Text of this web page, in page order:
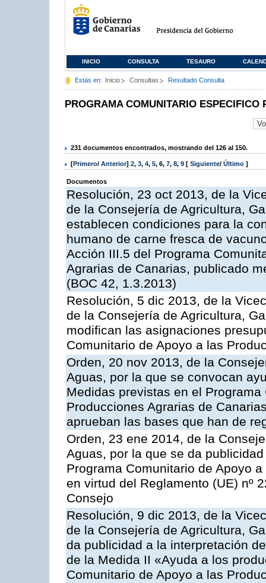
INICIO CONSULTA TESAURO
Estás en: Inicio Consultas Resultado Consulta
PROGRAMA COMUNITARIO ESPECIFICO
231 documentos encontrados, mostrando del 126 al 150.
[Primero/ Anterior] 2, 3, 4, 5, 6, 7, 8, 9 [ Siguiente/ Último ]
Documentos
Resolución, 23 oct 2013, de la
de la Consejería de Agricultura,
establecen condiciones para la
humano de carne fresca de
Acción III.5 del Programa
Agrarias de Canarias, publicado
(BOC 42, 1.3.2013)
Resolución, 5 dic 2013, de la
de la Consejería de Agricultura,
modifican las asignaciones
Comunitario de Apoyo a las
Orden, 20 nov 2013, de la
Aguas, por la que se convocan
Medidas previstas en el
Producciones Agrarias de
aprueban las bases que han de
Orden, 23 ene 2014, de la
Aguas, por la que se da
Programa Comunitario de Apoyo
en virtud del Reglamento (UE) nº
Consejo
Resolución, 9 dic 2013, de la
de la Consejería de Agricultura,
da publicidad a la interpretación
de la Medida II «Ayuda a los
Comunitario de Apoyo a las